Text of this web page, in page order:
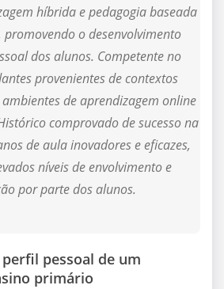
híbrida e pedagogia baseada
promovendo o desenvolvimento
dos alunos. Competente no
provenientes de contextos
de aprendizagem online
comprovado de sucesso na
de aula inovadores e eficazes,
níveis de envolvimento e
por parte dos alunos.
pessoal de um
primário